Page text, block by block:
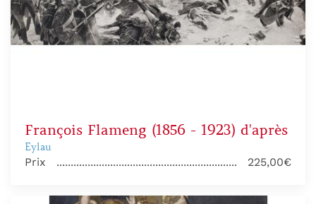
François Flameng (1856 - 1923) d'après
Eylau
Prix 225,00€